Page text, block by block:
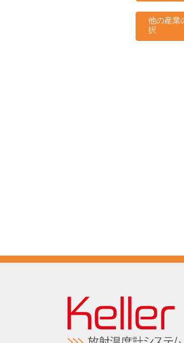
他の産業
択